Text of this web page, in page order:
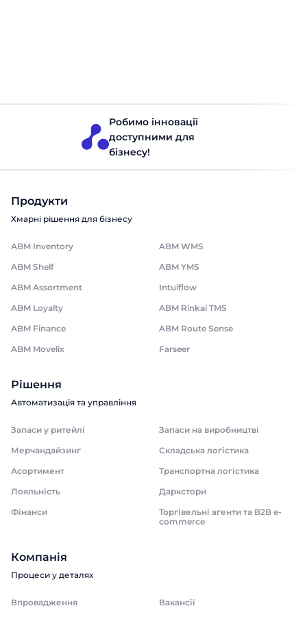
Робимо інновації
доступними для
бізнесу!
Продукти
Хмарні рішення для бізнесу
ABM Inventory
ABM WMS
ABM Shelf
ABM YMS
ABM Assortment
Intuiflow
ABM Loyalty
ABM Rinkai TMS
ABM Finance
ABM Route Sense
ABM Movelix
Farseer
Рішення
Автоматизація та управління
Запаси у ритейлі
Запаси на виробництві
Мерчандайзинг
Складська логістика
Асортимент
Транспортна логістика
Лояльність
Даркстори
Фінанси
Торгівельні агенти та B2B e-
commerce
Компанія
Процеси у деталях
Впровадження
Вакансії